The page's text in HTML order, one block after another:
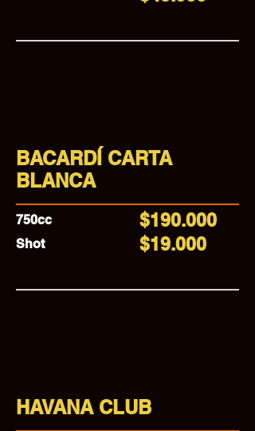
BACARDÍ CARTA
BLANCA
750cc
Shot
$190.000
$19.000
HAVANA CLUB